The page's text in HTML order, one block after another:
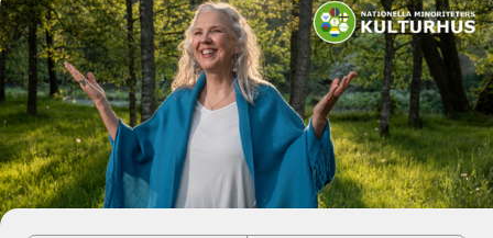
Om SV
Starta studiecirkel
Cirkelledare
Nyheter